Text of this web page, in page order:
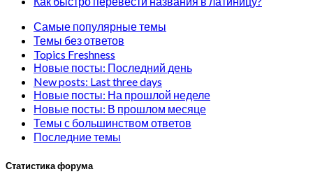
Самые популярные темы
Темы без ответов
Topics Freshness
Новые посты: Последний день
New posts: Last three days
Новые посты: На прошлой неделе
Новые посты: В прошлом месяце
Темы с большинством ответов
Последние темы
Статистика форума